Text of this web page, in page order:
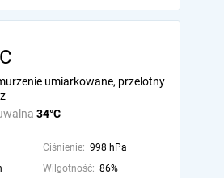
34°C
umiarkowane, przelotny
Ciśnienie: 998 hPa
Wilgotność: 86%